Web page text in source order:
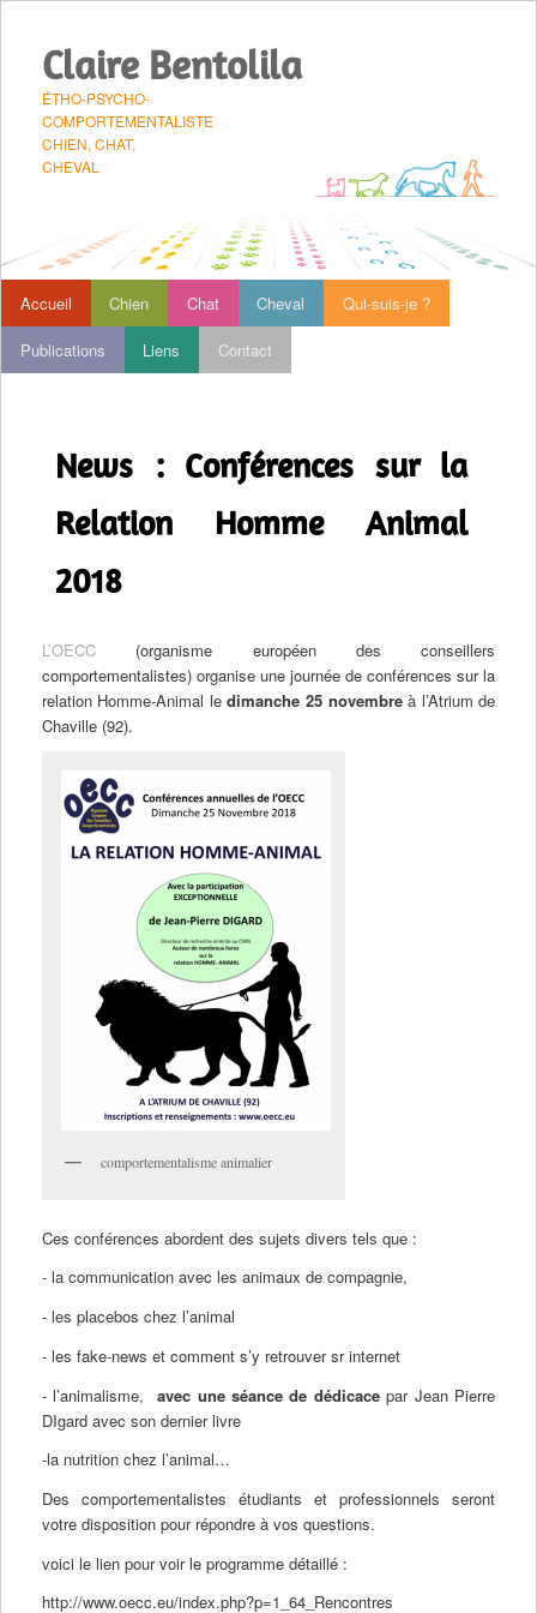
Claire Bentolila
ÉTHO-PSYCHO-
COMPORTEMENTALISTE
CHIEN, CHAT,
CHEVAL
principal
Aller au contenu principal
Aller au contenu secondaire
Accueil Chien Chat Cheval Qui-suis-je ?
Publications Liens Contact
News : Conférences sur la
Relation Homme Animal
2018
L’OECC (organisme européen des conseillers
comportementalistes) organise une journée de conférences sur la
relation Homme-Animal ledimanche 25 novembreà l’Atrium de
Chaville (92).
comportementalisme animalier
Ces conférences abordent des sujets divers tels que :
- la communication avec les animaux de compagnie,
- les placebos chez l’animal
- les fake-news et comment s’y retrouver sr internet
- l’animalisme,avec une séance de dédicacepar Jean Pierre
DIgard avec son dernier livre
-la nutrition chez l’animal…
Des comportementalistes étudiants et professionnels seront
votre disposition pour répondre à vos questions.
voici le lien pour voir le programme détaillé :
http://www.oecc.eu/index.php?p=1_64_Rencontres